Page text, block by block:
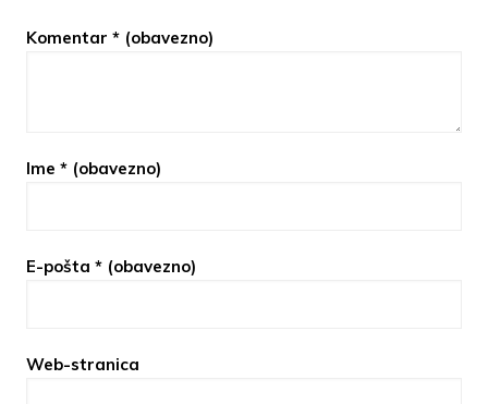
Komentar * (obavezno)
Ime * (obavezno)
E-pošta * (obavezno)
Web-stranica